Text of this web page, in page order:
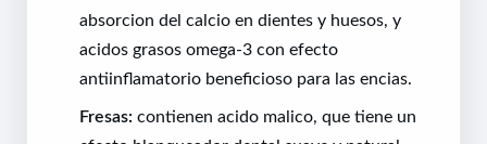
absorcion del calcio en dientes y huesos, y
acidos grasos omega-3 con efecto
antiinflamatorio beneficioso para las encias.
Fresas: contienen acido malico, que tiene un